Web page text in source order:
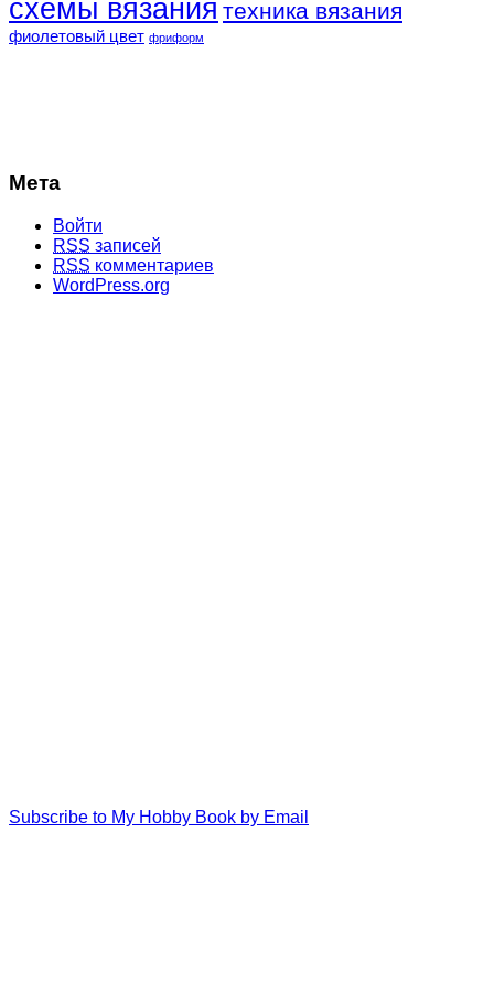
схемы вязания техника вязания
фиолетовый цвет фриформ
Мета
Войти
RSS записей
RSS комментариев
WordPress.org
Subscribe to My Hobby Book by Email